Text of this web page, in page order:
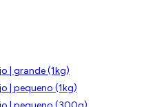
| grande (1kg)
| pequeno (1kg)